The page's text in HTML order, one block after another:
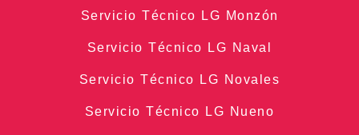
Servicio Técnico LG Monzón
Servicio Técnico LG Naval
Servicio Técnico LG Novales
Servicio Técnico LG Nueno